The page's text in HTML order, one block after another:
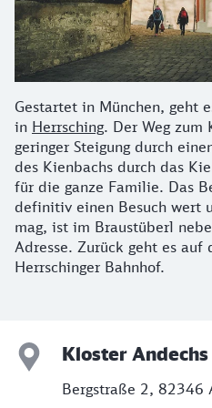
Gestartet in München, geht
in Herrsching. Der Weg
geringer Steigung durch
des Kienbachs durch das
für die ganze Familie. Das
definitiv einen Besuch wert
mag, ist im Braustüberl
Adresse. Zurück geht es auf
Herrschinger Bahnhof.
Kloster Andechs
Bergstraße 2, 82346